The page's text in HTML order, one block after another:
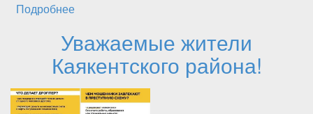
Подробнее
РЕСПУБЛИКИ!
Уважаемые жители
Каякентского района!